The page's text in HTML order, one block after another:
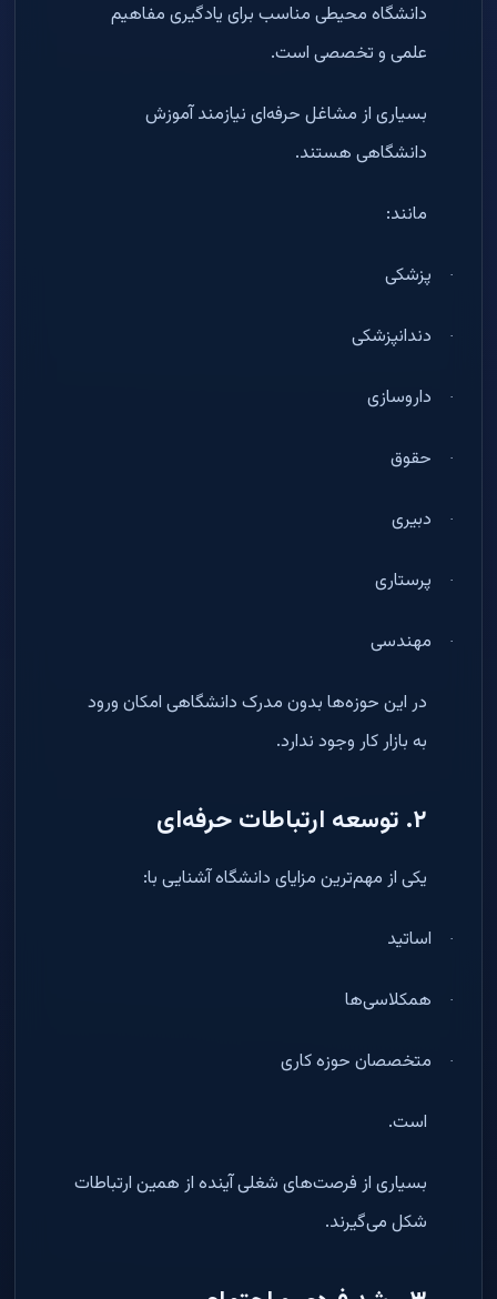
دانشگاه محیطی مناسب برای یادگیری مفاهیم
علمی و تخصصی است.
بسیاری از مشاغل حرفه‌ای نیازمند آموزش
دانشگاهی هستند.
مانند:
· پزشکی
· دندانپزشکی
· داروسازی
· حقوق
· دبیری
· پرستاری
· مهندسی
در این حوزه‌ها بدون مدرک دانشگاهی امکان ورود
به بازار کار وجود ندارد.
۲. توسعه ارتباطات حرفه‌ای
یکی از مهم‌ترین مزایای دانشگاه آشنایی با:
· اساتید
· همکلاسی‌ها
· متخصصان حوزه کاری
است.
بسیاری از فرصت‌های شغلی آینده از همین ارتباطات
شکل می‌گیرند.